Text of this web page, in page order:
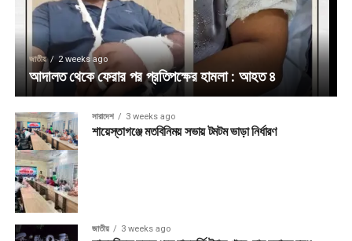
জাতীয় 2 weeks ago
আদালত থেকে ফেরার পর প্রতিপক্ষের হামলা : আহত ৪
সারাদেশ 3 weeks ago
শায়েস্তাগঞ্জে মতবিনিময় সভায় টমটম ভাড়া নির্ধারণ
জাতীয় 3 weeks ago